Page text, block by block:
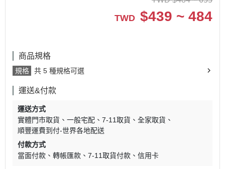
TWD $439 ~ 484
商品規格
規格 共 5 種規格可選
運送&付款
運送方式
實體門市取貨
一般宅配 7-11取貨
全家取貨
順豐運費到付-世界各地配送
付款方式
當面付款
轉帳匯款 7-11取貨付款 信用卡